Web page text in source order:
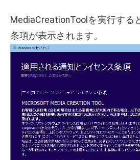
MediaCreationToolを実行する
条項が表示されます。